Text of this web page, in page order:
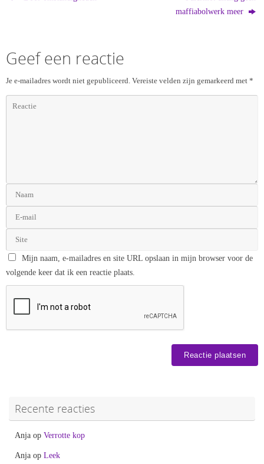
maffiabolwerk meer
Geef een reactie
Je e-mailadres wordt niet gepubliceerd. Vereiste velden zijn gemarkeerd met *
Mijn naam, e-mailadres en site URL opslaan in mijn browser voor de
volgende keer dat ik een reactie plaats.
Recente reacties
Anja op Verrotte kop
Anja op Leek